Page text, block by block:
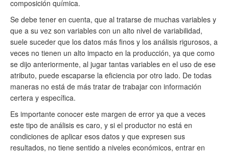
composición química.
Se debe tener en cuenta, que al tratarse de muchas variables y
que a su vez son variables con un alto nivel de variabilidad,
suele suceder que los datos más finos y los análisis rigurosos, a
veces no tienen un alto impacto en la producción, ya que como
se dijo anteriormente, al jugar tantas variables en el uso de ese
atributo, puede escaparse la eficiencia por otro lado. De todas
maneras no está de más tratar de trabajar con información
certera y específica.
Es importante conocer este margen de error ya que a veces
este tipo de análisis es caro, y si el productor no está en
condiciones de aplicar esos datos y que expresen sus
resultados, no tiene sentido a niveles económicos, entrar en